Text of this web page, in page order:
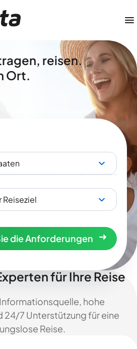
reisen.
Ort.
Reiseziel
die Anforderungen
für Ihre Reise
hohe
24/7 Unterstützung für eine
Reise.